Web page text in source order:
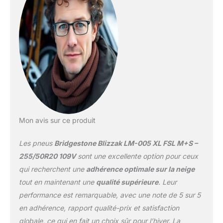
gamme Disponible avec
la technologie
DriveGuard Run-Flat
(RFT) sur une sélection
de dimensions. Grâce à
cette technologie,
poursuivez votre trajet
pendant 80 km à 80
km/h** TEST TÜV: Les
et sur glace en plus
d’être le meilleur de sa
catégorie en adhérence
et en freinage sur
chaussée humide Détails
techniques: Largeur du
pneu: 255mm | Hauteur
des flancs: 50% |
Mon avis sur ce produit
Les pneus Bridgestone Blizzak LM-005 XL FSL M+S –
255/50R20 109Vsont une excellente option pour ceux
qui recherchent une adhérence optimale sur la neige
tout en maintenant une qualité supérieure. Leur
performance est remarquable, avec une note de 5 sur 5
en adhérence, rapport qualité-prix et satisfaction
globale, ce qui en fait un choix sûr pour l’hiver. La